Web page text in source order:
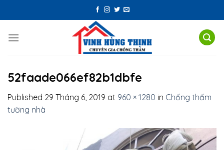
to
52faade066ef82b1dbfe
Published 29 Tháng 6, 2019 at 960 × 1280 in Chống thấm
tường nhà